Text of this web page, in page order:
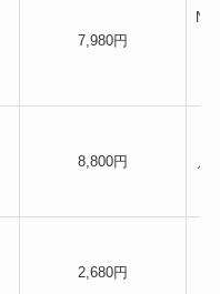
7,980円
8,800円
／
2,680円